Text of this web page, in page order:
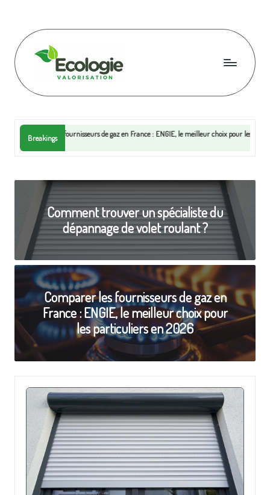
content
E
o
l
o
g
i
e
v
a
l
o
r
i
s
a
ti
o
n
Breakings
fournisseurs de gaz en France : ENGIE, le meilleur choix pour les particuliers en 2026
Comment trouver un spécialiste du
dépannage de volet roulant ?
Comparer les fournisseurs de gaz en
France : ENGIE, le meilleur choix pour
les particuliers en 2026